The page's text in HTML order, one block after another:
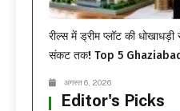
रील्स में ड्रीम प्लॉट की
संकट तक! Top 5
अगस्त 6, 2026
Editor's Picks